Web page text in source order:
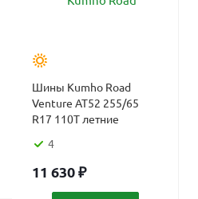
Шины Kumho Road
Venture AT52 255/65
R17 110T летние
4
11 630₽